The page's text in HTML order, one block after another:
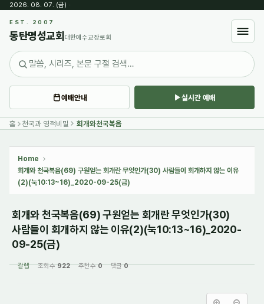
2026. 08. 07. (금) ·
EST. 2007
동탄명성교회 대한예수교장로회
예배안내 실시간 예배
홈 천국과 영적비밀 회개와천국복음
Home
회개와 천국복음(69) 구원얻는 회개란 무엇인가(30) 사람들이 회개하지 않는 이유
(2)(눅10:13~16)_2020-09-25(금)
회개와 천국복음(69) 구원얻는 회개란 무엇인가(30)
사람들이 회개하지 않는 이유(2)(눅10:13~16)_2020-
09-25(금)
갈렙 조회 수922 추천 수0 댓글0
Sketchbook5, 스케치북5
Sketchbook5, 스케치북5